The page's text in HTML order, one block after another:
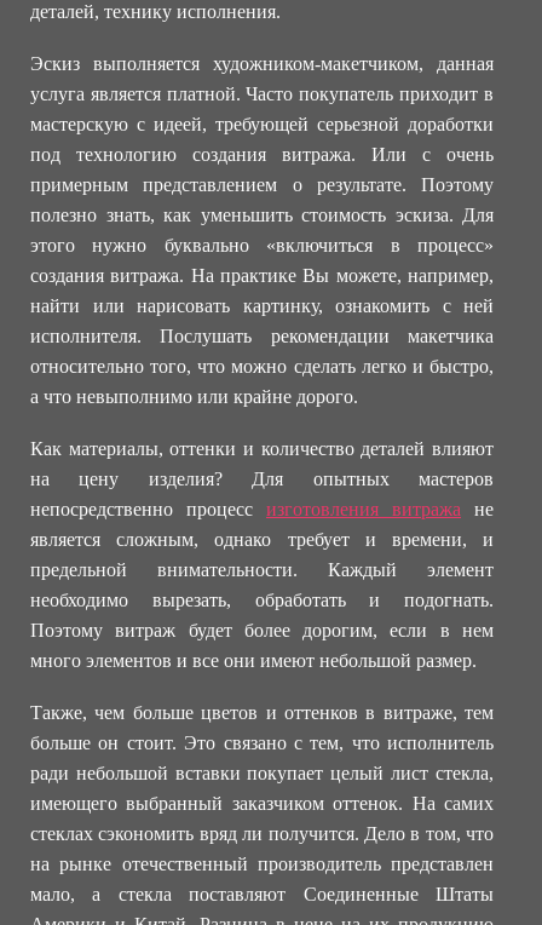
деталей, технику исполнения.
Эскиз выполняется художником-макетчиком, данная
услуга является платной. Часто покупатель приходит в
мастерскую с идеей, требующей серьезной доработки
под технологию создания витража. Или с очень
примерным представлением о результате. Поэтому
полезно знать, как уменьшить стоимость эскиза. Для
этого нужно буквально «включиться в процесс»
создания витража. На практике Вы можете, например,
найти или нарисовать картинку, ознакомить с ней
исполнителя. Послушать рекомендации макетчика
относительно того, что можно сделать легко и быстро,
а что невыполнимо или крайне дорого.
Как материалы, оттенки и количество деталей влияют
на цену изделия? Для опытных мастеров
непосредственно процесс изготовления витража не
является сложным, однако требует и времени, и
предельной внимательности. Каждый элемент
необходимо вырезать, обработать и подогнать.
Поэтому витраж будет более дорогим, если в нем
много элементов и все они имеют небольшой размер.
Также, чем больше цветов и оттенков в витраже, тем
больше он стоит. Это связано с тем, что исполнитель
ради небольшой вставки покупает целый лист стекла,
имеющего выбранный заказчиком оттенок. На самих
стеклах сэкономить вряд ли получится. Дело в том, что
на рынке отечественный производитель представлен
мало, а стекла поставляют Соединенные Штаты